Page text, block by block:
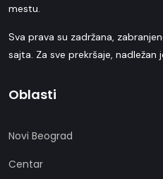
mestu.
Sva prava su zadržana,
sajta. Za sve prekršaje, nadležan
Oblasti
Novi Beograd
Centar